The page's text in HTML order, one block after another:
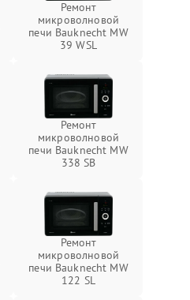
Ремонт
микроволновой
печи Bauknecht MW
39 WSL
Ремонт
микроволновой
печи Bauknecht MW
338 SB
Ремонт
микроволновой
печи Bauknecht MW
122 SL